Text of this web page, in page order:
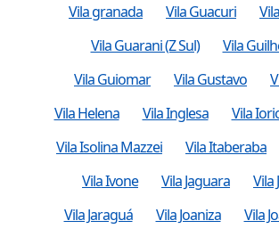
Vila granada
Vila Guacuri
Vila Guarani (Z Sul)
Vila
Vila Guiomar
Vila Gustavo
Vila Helena
Vila Inglesa Vila
Vila Isolina Mazzei
Vila Itaberaba
Vila Ivone
Vila Jaguara
Vila
Vila Jaraguá
Vila Joaniza
Vila